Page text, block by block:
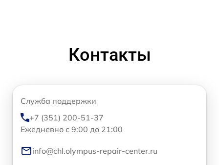
Контакты
Служба поддержки
+7 (351) 200-51-37
Ежедневно с 9:00 до 21:00
info@chl.olympus-repair-center.ru